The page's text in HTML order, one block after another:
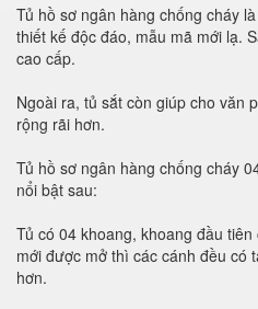
Tủ hồ sơ ngân hàng chống cháy
thiết kế độc đáo, mẫu mã mới lạ.
cao cấp.
Ngoài ra, tủ sắt còn giúp cho văn
rộng rãi hơn.
Tủ hồ sơ ngân hàng chống cháy
nổi bật sau:
Tủ có 04 khoang, khoang đầu
mới được mở thì các cánh đều có
hơn.